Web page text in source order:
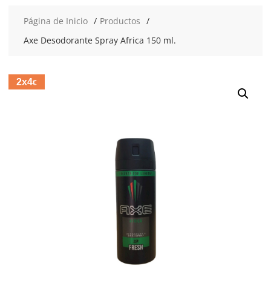
Página de Inicio
Productos
Axe Desodorante Spray Africa 150 ml.
2x4€